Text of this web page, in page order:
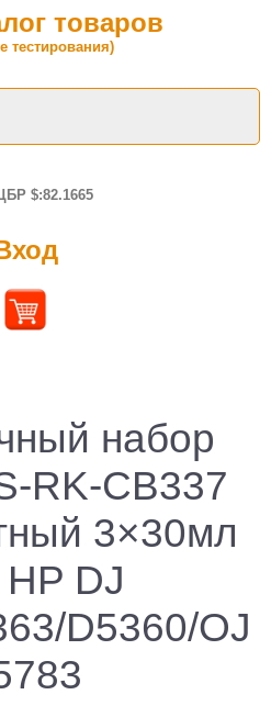
товаров
тестирования)
$:82.1665
набор
RK-CB337
3×30мл
DJ
D5360/OJ